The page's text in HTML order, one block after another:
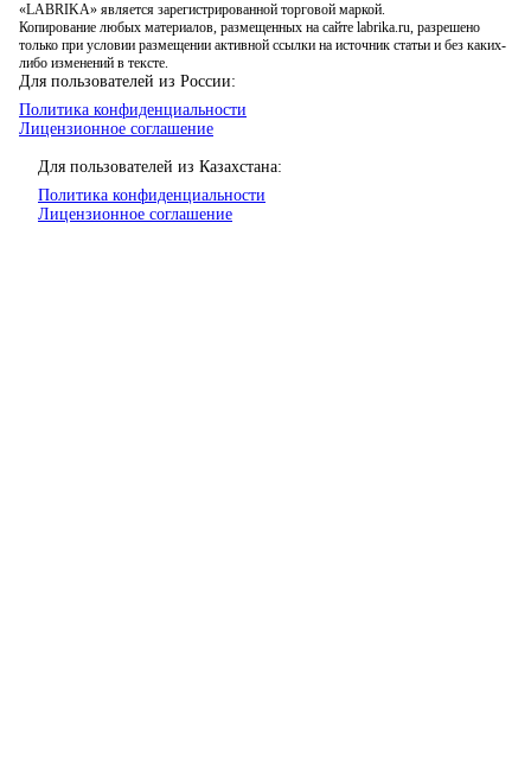
«LABRIKA» является зарегистрированной торговой маркой.
Копирование любых материалов, размещенных на сайте labrika.ru, разрешено
только при условии размещении активной ссылки на источник статьи и без каких-
либо изменений в тексте.
Для пользователей из России:
Политика конфиденциальности
Лицензионное соглашение
Для пользователей из Казахстана:
Политика конфиденциальности
Лицензионное соглашение